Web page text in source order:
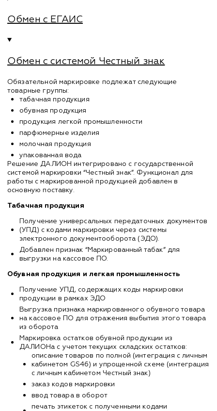
Обмен с ЕГАИС
Обмен с системой Честный знак
Обязательной маркировке подлежат следующие
товарные группы:
табачная продукция
обувная продукция
продукция легкой промышленности
парфюмерные изделия
молочная продукция
упакованная вода
Решение ДАЛИОН интегрировано с государственной
системой маркировки “Честный знак”. Функционал для
работы с маркированной продукцией добавлен в
основную поставку.
Табачная продукция
Получение универсальных передаточных документов
(УПД) с кодами маркировки через системы
электронного документооборота (ЭДО).
Добавлен признак “Маркированный табак” для
выгрузки на кассовое ПО.
Обувная продукция и легкая промышленность
Получение УПД, содержащих коды маркировки
продукции в рамках ЭДО
Выгрузка признака маркированного обувного товара
на кассовое ПО для отражения выбытия этого товара
из оборота
Маркировка остатков обувной продукции из
ДАЛИОНа с учетом текущих складских остатков:
описание товаров по полной (интеграция с личным
кабинетом GS46) и упрощенной схеме (интеграция
с личным кабинетом Честный знак)
заказ кодов маркировки
ввод товара в оборот
печать этикеток с полученными кодами